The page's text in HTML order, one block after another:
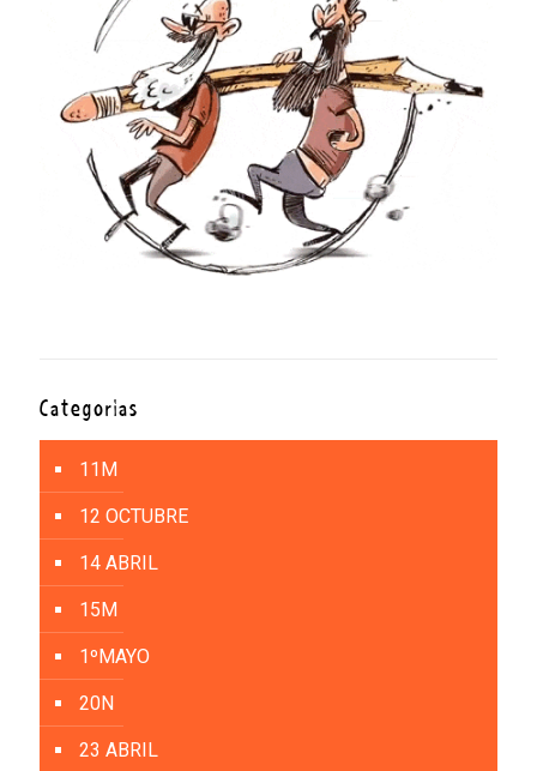
Categorías
11M
12 OCTUBRE
14 ABRIL
15M
1ºMAYO
20N
23 ABRIL